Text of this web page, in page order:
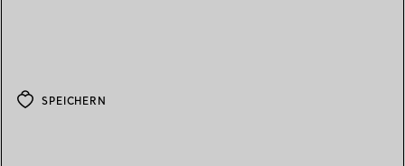
SPEICHERN